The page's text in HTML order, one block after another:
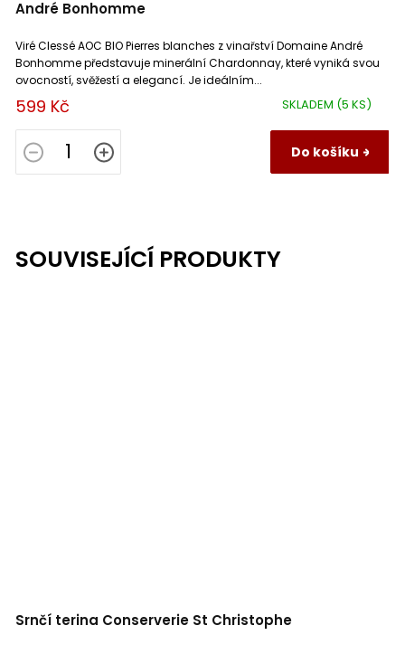
André Bonhomme
SKLADEM (5 KS)
599 Kč
Do košíku
Viré Clessé AOC BIO Pierres blanches z vinařství Domaine André
Bonhomme představuje minerální Chardonnay, které vyniká svou
ovocností, svěžestí a elegancí. Je ideálním...
SOUVISEJÍCÍ PRODUKTY
Srnčí terina Conserverie St Christophe